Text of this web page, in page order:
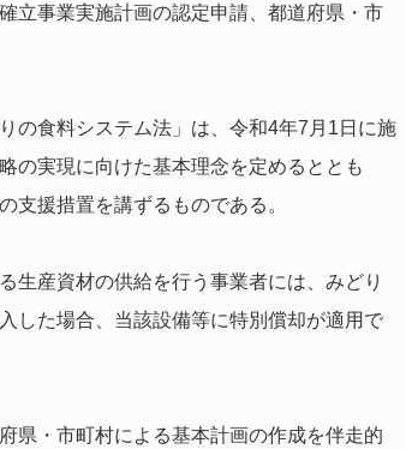
立事業実施計画の認定申請、都道府県・市
の食料システム法」は、令和4年7月1日に施
の実現に向けた基本理念を定めるととも
支援措置を講ずるものである。
生産資材の供給を行う事業者には、みどり
した場合、当該設備等に特別償却が適用で
県・市町村による基本計画の作成を伴走的